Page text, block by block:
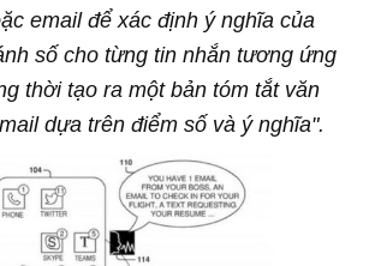
email để xác định ý nghĩa của
số cho từng tin nhắn tương ứng
thời tạo ra một bản tóm tắt văn
dựa trên điểm số và ý nghĩa".